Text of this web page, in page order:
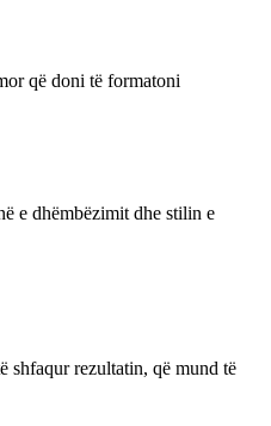
që doni të formatoni
e dhëmbëzimit dhe stilin e
shfaqur rezultatin, që mund të